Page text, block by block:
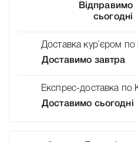
Відправимо
сьогодні
Доставка кур`єром по
Доставимо завтра
Експрес-доставка по
Доставимо сьогодні